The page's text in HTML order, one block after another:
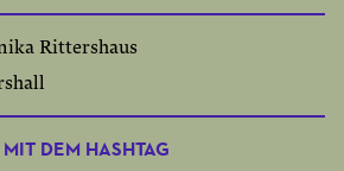
Rittershaus
DEM HASHTAG